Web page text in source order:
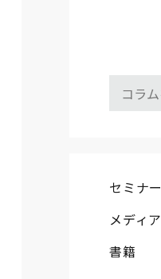
セミナー
メディア
書籍